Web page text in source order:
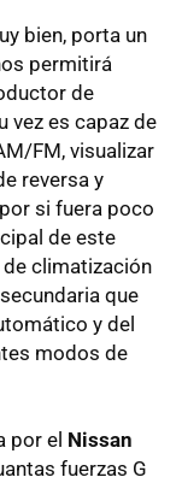
bien, porta un
permitirá
de
vez es capaz de
FM, visualizar
reversa y
si fuera poco
de este
climatización
que
y del
modos de
por el Nissan
fuerzas G